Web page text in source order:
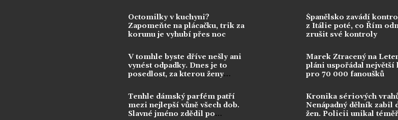
Octomilky v kuchyni?
Zapomeňte na plácačku, trik za
korunu je vyhubí přes noc
V tomhle byste dříve nešly ani
vynést odpadky. Dnes je to
posedlost, za kterou ženy
Tenhle dámský parfém patří
mezi nejlepší vůně všech dob.
Slavné jméno zdědil po
Španělsko zavádí
z Itálie poté, co Řím
zrušit své kontroly
Marek Ztracený na
pláni uspořádal největší
pro 70 000 fanoušků
Kronika sériových
Nenápadný dělník zabil
žen. Policii unikal